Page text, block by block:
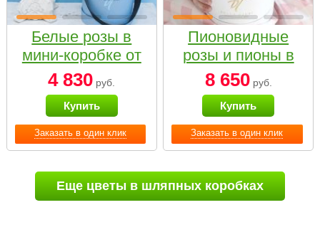
Заказать в один клик
Белые розы в
мини-коробке от
Bella Fiori
4 830 руб.
Купить
Заказать в один клик
Пионовидные
розы и пионы в
белой коробке
Small
8 650руб.
Купить
Еще цветы в шляпных коробках